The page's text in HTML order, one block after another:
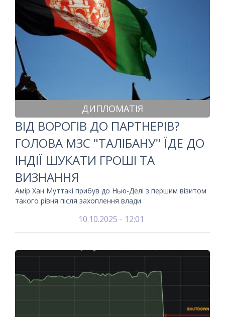
ДИПЛОМАТІЯ
ВІД ВОРОГІВ ДО ПАРТНЕРІВ?
ГОЛОВА МЗС "ТАЛІБАНУ" ЇДЕ ДО
ІНДІЇ ШУКАТИ ГРОШІ ТА
ВИЗНАННЯ
Амір Хан Муттакі прибув до Нью-Делі з першим візитом
такого рівня після захоплення влади
10.10.2025 - 12:01